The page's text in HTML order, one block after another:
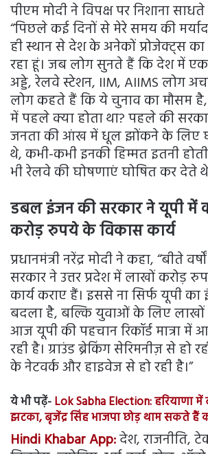
पीएम मोदी ने विपक्ष पर निशाना
“पिछले कई दिनों से मेरे समय की
ही स्थान से देश के अनेकों प्रोजेक्ट्स
रहा हूं। जब लोग सुनते हैं कि देश में
अड्डे, रेलवे स्टेशन, IIM, AIIMS लोग
लोग कहते हैं कि ये चुनाव का मौसम
में पहले क्या होता था? पहले की
जनता की आंख में धूल झोंकने के लिए
थे, कभी-कभी इनकी हिम्मत इतनी
भी रेलवे की घोषणाएं घोषित कर देते
डबल इंजन की सरकार ने यूपी में
करोड़ रुपये के विकास कार्य
प्रधानमंत्री नरेंद्र मोदी ने कहा, “बीते
सरकार ने उत्तर प्रदेश में लाखों करोड़
कार्य कराए हैं। इससे ना सिर्फ यूपी का
बदला है, बल्कि युवाओं के लिए लाखों
आज यूपी की पहचान रिकॉर्ड मात्रा में
रही है। ग्राउंड ब्रेकिंग सेरिमनीज़ से हो
के नेटवर्क और हाइवेज से हो रही है।”
ये भी पढ़ें-Lok Sabha Election: हरियाणा में
झटका, बृजेंद्र सिंह भाजपा छोड़ थाम सकते हैं
Hindi Khabar App:देश, राजनीति,